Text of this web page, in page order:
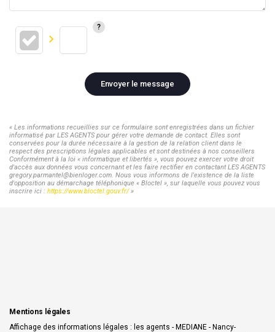
Envoyer le message
« Les informations recueillies sur ce formulaire sont enregistrées dans un fichier
informatisé par LES AGENTS pour gérer votre demande de contact. Elles sont
conservées pour la durée nécessaire à la gestion de la relation client dans le
respect des prescriptions légales applicables et sont destinées à nos conseillers
Conformément à la loi « informatique et libertés », vous pouvez exercer votre droit
d'accès aux données vous concernant et les faire rectifier en contactant LES AGENTS
gregory.parmantel@bienloger.com. Nous vous informons de l'existence de la liste
d'opposition au démarchage téléphonique « Bloctel », sur laquelle vous pouvez vous
inscrire ici : https://www.bloctel.gouv.fr/»
Mentions légales
Affichage des informations légales : les agents - MEDIANE - Nancy-